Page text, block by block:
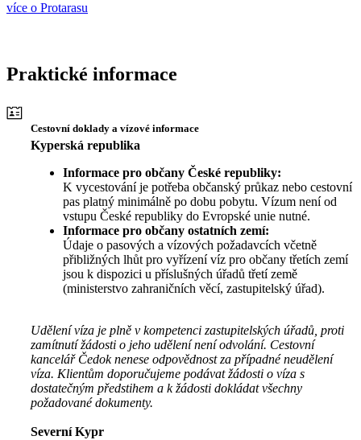
více o Protarasu
Praktické informace
Cestovní doklady a vízové informace
Kyperská republika
Informace pro občany České republiky:
K vycestování je potřeba občanský průkaz nebo cestovní
pas platný minimálně po dobu pobytu. Vízum není od
vstupu České republiky do Evropské unie nutné.
Informace pro občany ostatních zemí:
Údaje o pasových a vízových požadavcích včetně
přibližných lhůt pro vyřízení víz pro občany třetích zemí
jsou k dispozici u příslušných úřadů třetí země
(ministerstvo zahraničních věcí, zastupitelský úřad).
Udělení víza je plně v kompetenci zastupitelských úřadů, proti
zamítnutí žádosti o jeho udělení není odvolání. Cestovní
kancelář Čedok nenese odpovědnost za případné neudělení
víza. Klientům doporučujeme podávat žádosti o víza s
dostatečným předstihem a k žádosti dokládat všechny
požadované dokumenty.
Severní Kypr